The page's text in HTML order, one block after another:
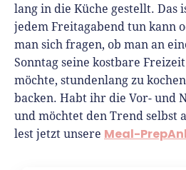
lang in die Küche gestellt. Das
jedem Freitagabend tun kann
man sich fragen, ob man an
Sonntag seine kostbare
möchte, stundenlang zu
backen. Habt ihr die Vor- und
und möchtet den Trend selbst
lest jetzt unsere Meal-